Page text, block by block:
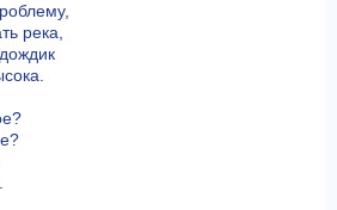
река,